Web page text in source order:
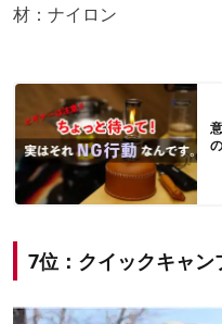
材：ナイロン
7位：クイックキャン